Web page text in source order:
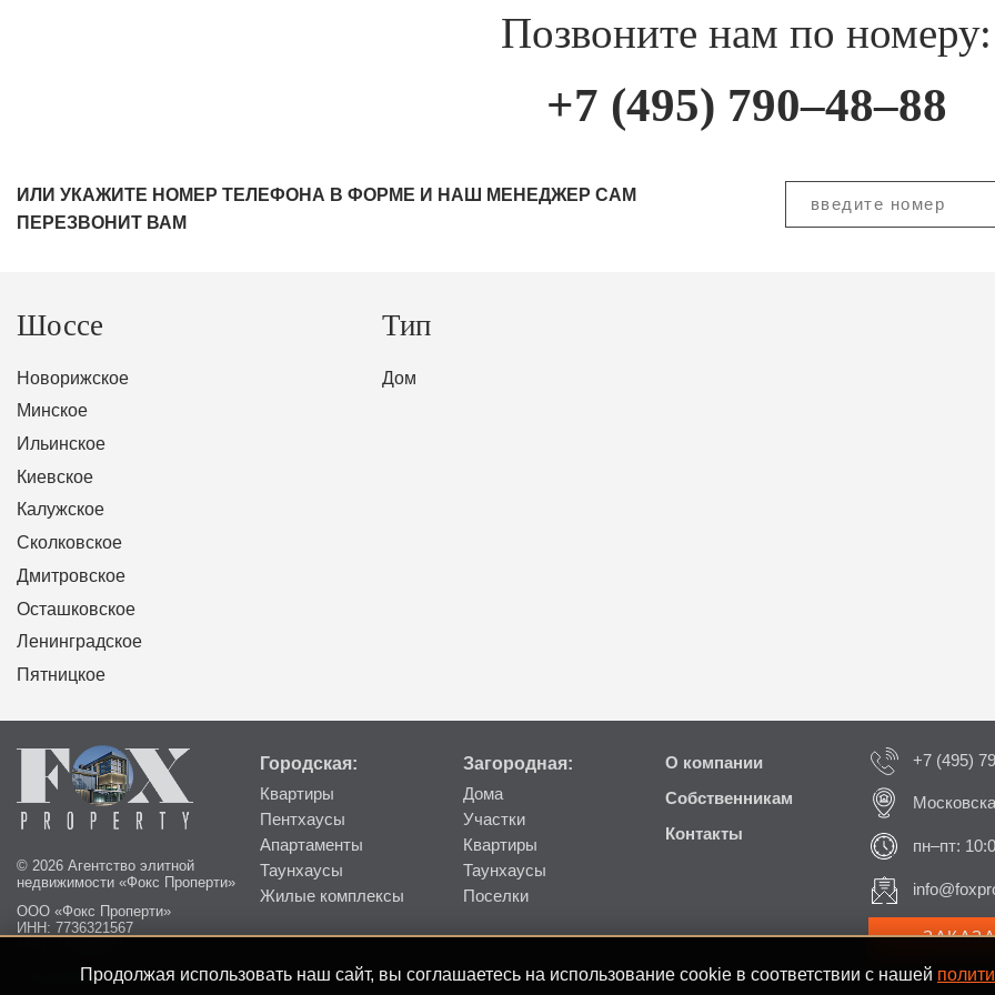
Позвоните нам по номеру:
+7 (495) 790–48–88
ИЛИ УКАЖИТЕ НОМЕР ТЕЛЕФОНА В ФОРМЕ И НАШ МЕНЕДЖЕР САМ
ПЕРЕЗВОНИТ ВАМ
Шоссе
Новорижское
Минское
Ильинское
Киевское
Калужское
Сколковское
Дмитровское
Осташковское
Ленинградское
Пятницкое
Тип
Дом
© 2026 Агентство элитной
недвижимости «Фокс Проперти»
ООО «Фокс Проперти»
ИНН: 7736321567
Пользовательское соглашение
Городская:
Квартиры
Пентхаусы
Апартаменты
Таунхаусы
Жилые комплексы
Загородная:
Дома
Участки
Квартиры
Таунхаусы
Поселки
О компании
Собственникам
Контакты
+7 (495)
пн–пт:
Продолжая использовать наш сайт, вы соглашаетесь на использование cookie в соответствии с нашей